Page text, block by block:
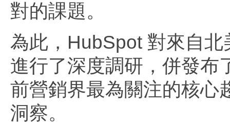
對的課題。
為此，HubSpot 對來自
進行了深度調研，併發布
前營銷界最為關注的核心
洞察。